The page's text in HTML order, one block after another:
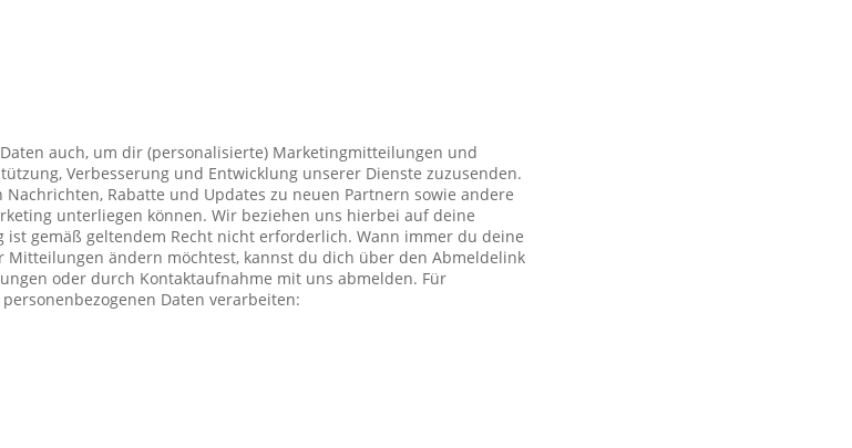
auch, um dir (personalisierte) Marketingmitteilungen und
Verbesserung und Entwicklung unserer Dienste zuzusenden.
Rabatte und Updates zu neuen Partnern sowie andere
unterliegen können. Wir beziehen uns hierbei auf deine
ist gemäß geltendem Recht nicht erforderlich. Wann immer du deine
Mitteilungen ändern möchtest, kannst du dich über den Abmeldelink
oder durch Kontaktaufnahme mit uns abmelden. Für
Daten verarbeiten: